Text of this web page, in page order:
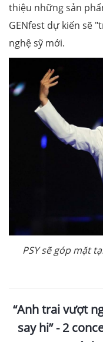
thiệu những sản
GENfest dự kiến sẽ
nghệ sỹ mới.
PSY sẽ góp mặt
“Anh trai vượt
say hi” - 2